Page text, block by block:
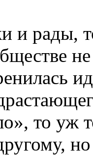
и рады,
то уж